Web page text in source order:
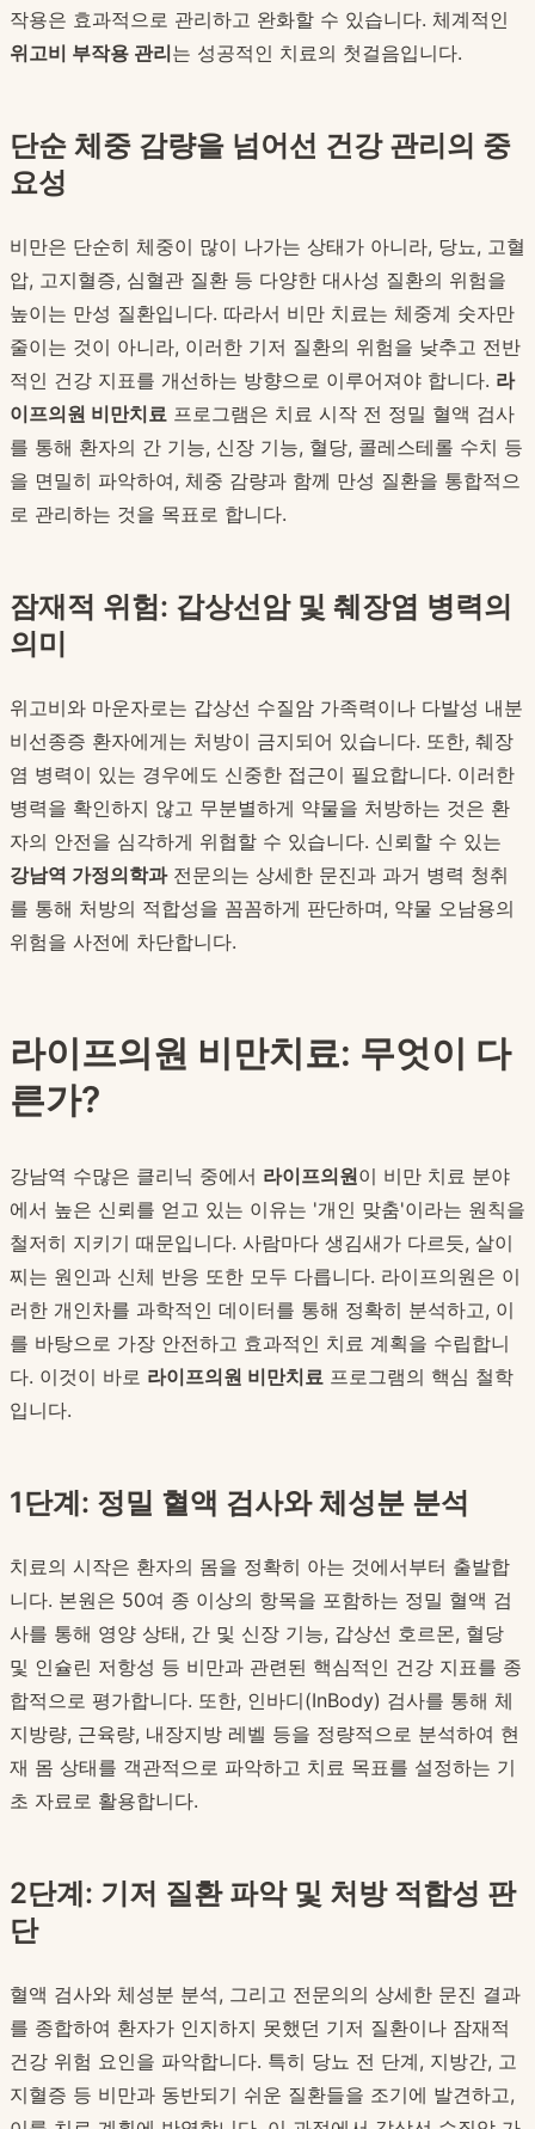
작용은 효과적으로 관리하고 완화할 수 있습니다. 체계적인
위고비 부작용 관리는 성공적인 치료의 첫걸음입니다.
단순 체중 감량을 넘어선 건강 관리의 중
요성
비만은 단순히 체중이 많이 나가는 상태가 아니라, 당뇨, 고혈
압, 고지혈증, 심혈관 질환 등 다양한 대사성 질환의 위험을
높이는 만성 질환입니다. 따라서 비만 치료는 체중계 숫자만
줄이는 것이 아니라, 이러한 기저 질환의 위험을 낮추고 전반
적인 건강 지표를 개선하는 방향으로 이루어져야 합니다. 라
이프의원 비만치료 프로그램은 치료 시작 전 정밀 혈액 검사
를 통해 환자의 간 기능, 신장 기능, 혈당, 콜레스테롤 수치 등
을 면밀히 파악하여, 체중 감량과 함께 만성 질환을 통합적으
로 관리하는 것을 목표로 합니다.
잠재적 위험: 갑상선암 및 췌장염 병력의
의미
위고비와 마운자로는 갑상선 수질암 가족력이나 다발성 내분
비선종증 환자에게는 처방이 금지되어 있습니다. 또한, 췌장
염 병력이 있는 경우에도 신중한 접근이 필요합니다. 이러한
병력을 확인하지 않고 무분별하게 약물을 처방하는 것은 환
자의 안전을 심각하게 위협할 수 있습니다. 신뢰할 수 있는
강남역 가정의학과전문의는 상세한 문진과 과거 병력 청취
를 통해 처방의 적합성을 꼼꼼하게 판단하며, 약물 오남용의
위험을 사전에 차단합니다.
라이프의원 비만치료: 무엇이 다
른가?
강남역 수많은 클리닉 중에서 라이프의원이 비만 치료 분야
에서 높은 신뢰를 얻고 있는 이유는 '개인 맞춤'이라는 원칙을
철저히 지키기 때문입니다. 사람마다 생김새가 다르듯, 살이
찌는 원인과 신체 반응 또한 모두 다릅니다. 라이프의원은 이
러한 개인차를 과학적인 데이터를 통해 정확히 분석하고, 이
를 바탕으로 가장 안전하고 효과적인 치료 계획을 수립합니
다. 이것이 바로 라이프의원 비만치료 프로그램의 핵심 철학
입니다.
1단계: 정밀 혈액 검사와 체성분 분석
치료의 시작은 환자의 몸을 정확히 아는 것에서부터 출발합
니다. 본원은 50여 종 이상의 항목을 포함하는 정밀 혈액 검
사를 통해 영양 상태, 간 및 신장 기능, 갑상선 호르몬, 혈당
및 인슐린 저항성 등 비만과 관련된 핵심적인 건강 지표를 종
합적으로 평가합니다. 또한, 인바디(InBody) 검사를 통해 체
지방량, 근육량, 내장지방 레벨 등을 정량적으로 분석하여 현
재 몸 상태를 객관적으로 파악하고 치료 목표를 설정하는 기
초 자료로 활용합니다.
2단계: 기저 질환 파악 및 처방 적합성 판
단
혈액 검사와 체성분 분석, 그리고 전문의의 상세한 문진 결과
를 종합하여 환자가 인지하지 못했던 기저 질환이나 잠재적
건강 위험 요인을 파악합니다. 특히 당뇨 전 단계, 지방간, 고
지혈증 등 비만과 동반되기 쉬운 질환들을 조기에 발견하고,